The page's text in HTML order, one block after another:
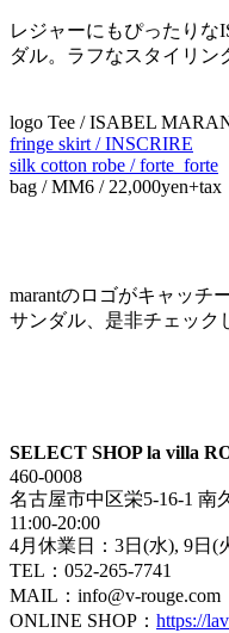
レジャーにもぴったりな
ダル。ラフなスタイリン
logo Tee / ISABEL
fringe skirt / INSCRIRE
silk cotton robe / forte_forte
bag / MM6 / 22,000yen+tax
marantのロゴがキャッチ
サンダル、是非チェック
SELECT SHOP la villa
460-0008
名古屋市中区栄5-16-1 南
11:00-20:00
4月休業日：3日(水), 9日(
TEL：052-265-7741
MAIL：info@v-rouge.com
ONLINE SHOP： https://